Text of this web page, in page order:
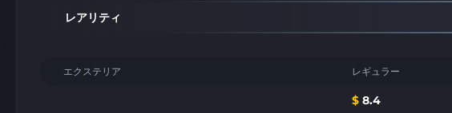
レアリティ
エクステリア レギュラー
$ 8.4